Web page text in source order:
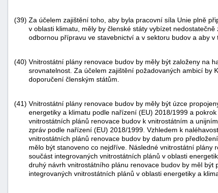
(39) Za účelem zajištění toho, aby byla pracovní síla Unie plně
v oblasti klimatu, měly by členské státy vybízet
odbornou přípravu ve stavebnictví a v sektoru budov a aby v
(40) Vnitrostátní plány renovace budov by měly být založeny na
srovnatelnost. Za účelem zajištění požadovaných ambicí by
doporučení členským státům.
(41) Vnitrostátní plány renovace budov by měly být úzce
energetiky a klimatu podle nařízení (EU) 2018/1999 a
vnitrostátních plánů renovace budov k vnitrostátním a
zpráv podle nařízení (EU) 2018/1999. Vzhledem k
vnitrostátních plánů renovace budov by datum pro
mělo být stanoveno co nejdříve. Následné vnitrostátní plány
součást integrovaných vnitrostátních plánů v oblasti
druhý návrh vnitrostátního plánu renovace budov by měl
integrovaných vnitrostátních plánů v oblasti energetiky a